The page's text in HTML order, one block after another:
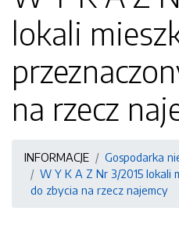
lokali
na rzecz
INFORMACJE
Gospodarka
W Y K A Z Nr 3/2015 lokali
do zbycia na rzecz najemcy